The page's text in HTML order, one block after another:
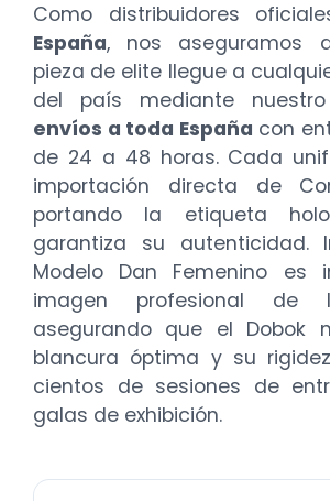
Como distribuidores
España, nos aseguramos
pieza de elite llegue a
del país mediante
envíos a toda España con
de 24 a 48 horas. Cada
importación directa de
portando la etiqueta
garantiza su autenticidad.
Modelo Dan Femenino es
imagen profesional de
asegurando que el Dobok
blancura óptima y su
cientos de sesiones de
galas de exhibición.